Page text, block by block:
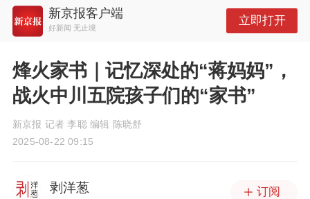
新京报客户端
好新闻 无止境
立即打开
烽火家书｜记忆深处的“蒋妈妈”，
战火中川五院孩子们的“家书”
新京报 记者 李聪 编辑 陈晓舒
2025-08-22 09:15
剥洋葱 订阅